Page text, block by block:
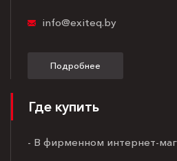
info@exiteq.by
Подробнее
Где купить
- В фирменном интернет-